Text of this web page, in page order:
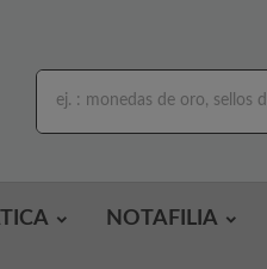
NOTAFILIA